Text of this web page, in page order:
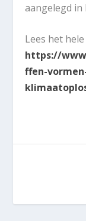
aangelegd
Lees het
https://
ffen-